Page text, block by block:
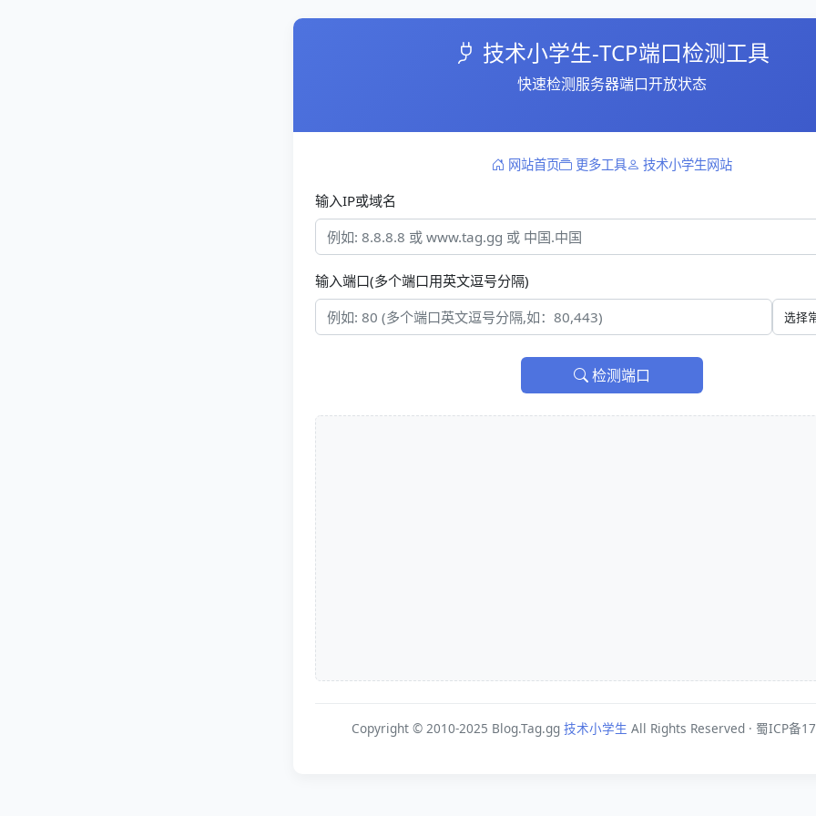
技术小学生-TCP端口检测工具
快速检测服务器端口开放状态
网站首页 更多工具 技术小学生网站
输入IP或域名
输入端口(多个端口用英文逗号分隔)
检测端口
Copyright © 2010-2025 Blog.Tag.gg 技术小学生 All Rights Reserved · 蜀ICP备